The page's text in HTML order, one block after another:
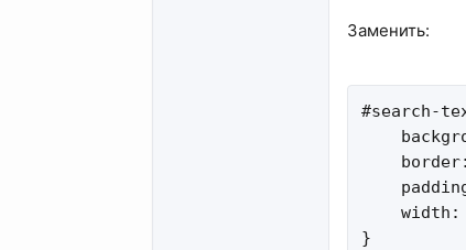
Заменить:
#search-
width:
}